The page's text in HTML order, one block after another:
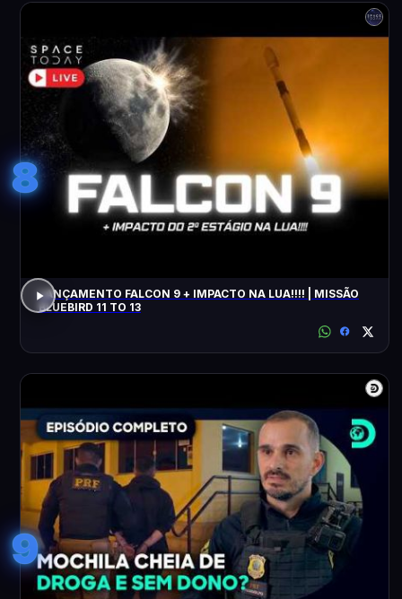
8
LANÇAMENTO FALCON 9 + IMPACTO NA LUA!!!! | MISSÃO
BLUEBIRD 11 TO 13
9